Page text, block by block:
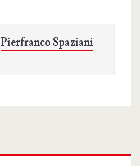
Pierfranco Spaziani